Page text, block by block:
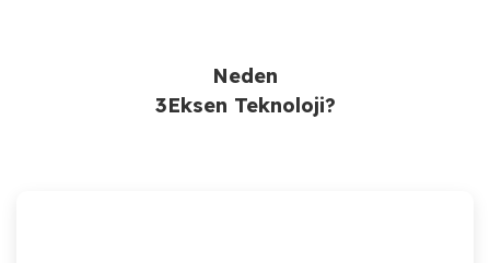
Neden
3Eksen Teknoloji?